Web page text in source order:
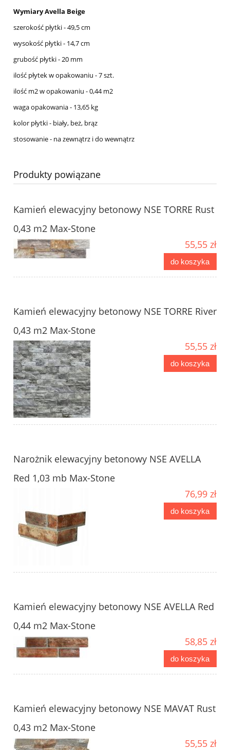
Wymiary Avella Beige
szerokość płytki - 49,5 cm
wysokość płytki - 14,7 cm
grubość płytki - 20 mm
ilość płytek w opakowaniu - 7 szt.
ilość m2 w opakowaniu - 0,44 m2
waga opakowania - 13,65 kg
kolor płytki - biały, beż, brąz
stosowanie - na zewnątrz i do wewnątrz
Produkty powiązane
Kamień elewacyjny betonowy NSE TORRE Rust
0,43 m2 Max-Stone
55,55 zł
do koszyka
Kamień elewacyjny betonowy NSE TORRE River
0,43 m2 Max-Stone
55,55 zł
do koszyka
Narożnik elewacyjny betonowy NSE AVELLA
Red 1,03 mb Max-Stone
76,99 zł
do koszyka
Kamień elewacyjny betonowy NSE AVELLA Red
0,44 m2 Max-Stone
58,85 zł
do koszyka
Kamień elewacyjny betonowy NSE MAVAT Rust
0,43 m2 Max-Stone
55,55 zł